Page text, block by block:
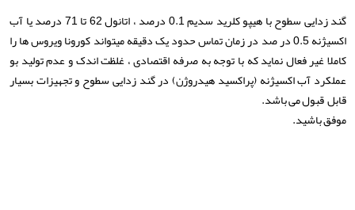
گند زدایی سطوح با هیپو کلرید سدیم 0.1 درصد ، اتانول 62 تا 71 درصد یا آب
اکسیژنه 0.5 در صد در زمان تماس حدود یک دقیقه میتواند کورونا ویروس ها را
کاملا غیر فعال نماید که با توجه به صرفه اقتصادی ، غلظت اندک و عدم تولید بو
عملکرد آب اکسیژنه (پراکسید هیدروژن) در گند زدایی سطوح و تجهیزات بسیار
قابل قبول می باشد.
موفق باشید.